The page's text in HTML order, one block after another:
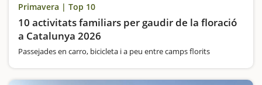
Primavera | Top 10
10 activitats familiars per gaudir de la floració
a Catalunya 2026
Passejades en carro, bicicleta i a peu entre camps florits